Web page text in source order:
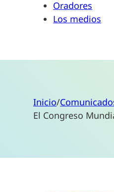
Oradores
Los medios
Inicio/
El Congreso